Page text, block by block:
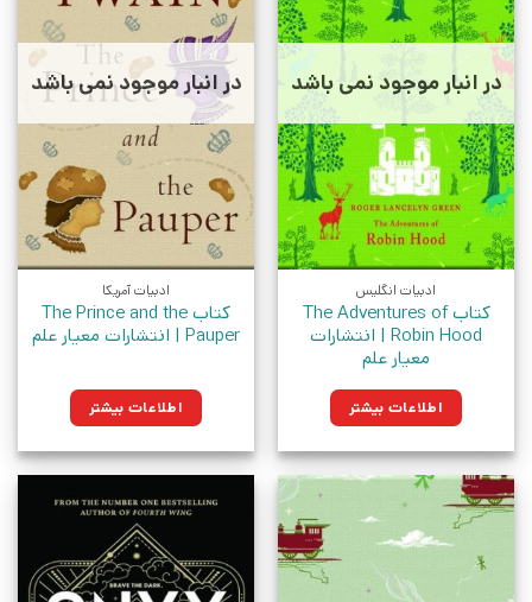
در انبار موجود نمی باشد
ادبیات انگلیس
کتاب The Adventures of
Robin Hood | انتشارات
معیار علم
اطلاعات بیشتر
در انبار موجود نمی باشد
ادبیات آمریکا
کتاب The Prince and the
Pauper | انتشارات معیار علم
اطلاعات بیشتر